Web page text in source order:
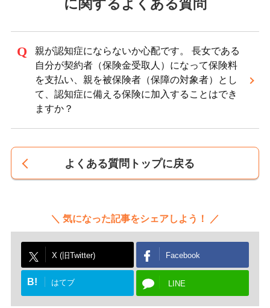
に関するよくある質問
親が認知症にならないか心配です。 長女である
自分が契約者（保険金受取人）になって保険料
を支払い、親を被保険者（保障の対象者）とし
て、認知症に備える保険に加入することはでき
ますか？
よくある質問トップに戻る
気になった記事をシェアしよう！
X (旧Twitter) Facebook
B! はてブ LINE